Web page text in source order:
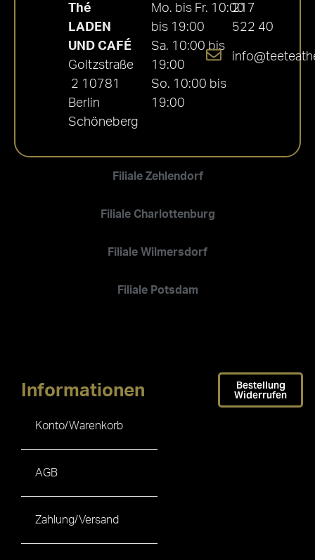
Filiale Zehlendorf
Filiale Charlottenburg
Filiale Wilmersdorf
Filiale Potsdam
Thé
LADEN
UND CAFÉ
Goltzstraße
2 10781
Berlin
Schöneberg
Mo. bis Fr. 10:00
bis 19:00
Sa. 10:00 bis
19:00
So. 10:00 bis
19:00
217
522 40
Informationen
Konto/Warenkorb
AGB
Zahlung/Versand
Bestellung
Widerrufen